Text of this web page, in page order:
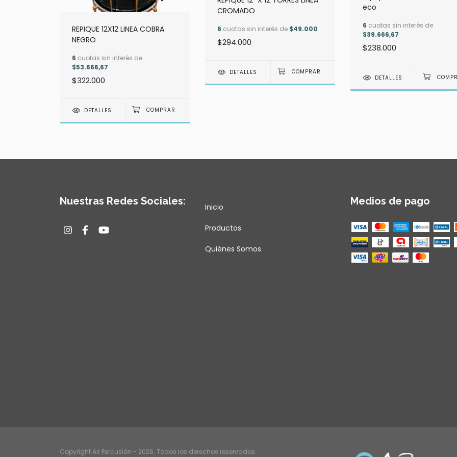
REPIQUE 12X12 LINEA COBRA
NEGRO
6 cuotas sin interés de
$53.666,67
$322.000
DETALLES
CROMADO
6 cuotas sin interés de $49.000
$294.000
DETALLES
eco
6 cuotas sin interés de
$39.666,67
$238.000
DETALLES
Nuestras Redes Sociales: Inicio
Productos
Quiénes Somos
Medios de pago
Copyright Air Percusión - 2026. Todos los derechos reservados.